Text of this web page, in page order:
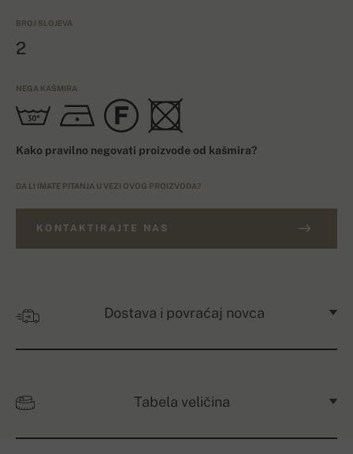
BROJ SLOJEVA
2
NEGA KAŠMIRA
Kako pravilno negovati proizvode od kašmira?
DA LI IMATE PITANJA U VEZI OVOG PROIZVODA?
KONTAKTIRAJTE NAS
Dostava i povraćaj novca
Tabela veličina